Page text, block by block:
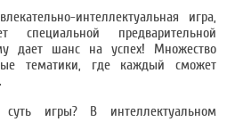
интеллектуальная игра,
специальной предварительной
дает шанс на успех! Множество
тематики, где каждый сможет
игры? В интеллектуальном